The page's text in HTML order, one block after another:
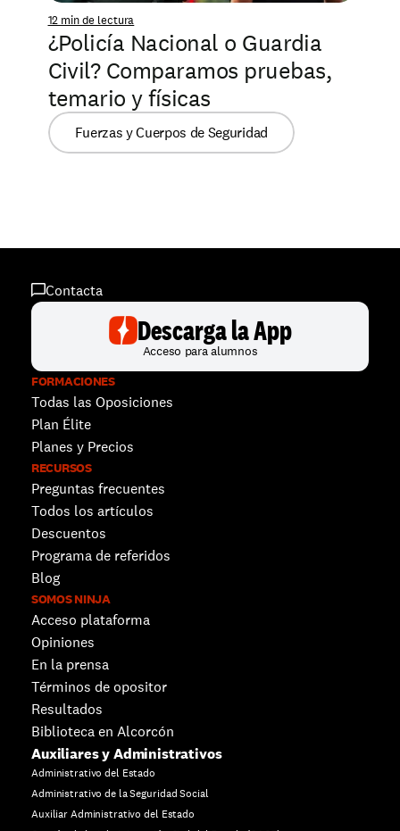
12 min de lectura
¿Policía Nacional o Guardia
Civil? Comparamos pruebas,
temario y físicas
Fuerzas y Cuerpos de Seguridad
FORMACIONES
Todas las Oposiciones
Plan Élite
Planes y Precios
RECURSOS
Preguntas frecuentes
Todos los artículos
Descuentos
Programa de referidos
Blog
SOMOS NINJA
Acceso plataforma
Opiniones
En la prensa
Términos de opositor
Resultados
Biblioteca en Alcorcón
Contacta
Descarga la App
Acceso para alumnos
Auxiliares y Administrativos
Administrativo del Estado
Administrativo de la Seguridad Social
Auxiliar Administrativo del Estado